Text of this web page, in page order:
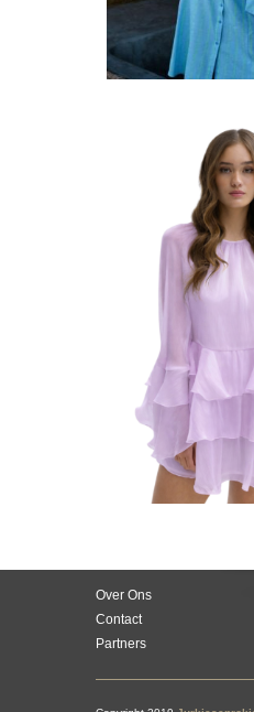
Over Ons
Contact
Partners